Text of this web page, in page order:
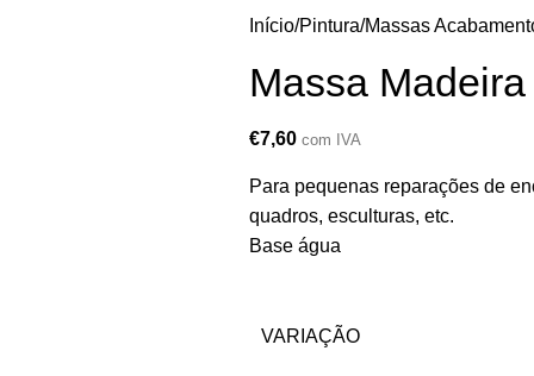
Início Pintura Massas
Massa
€7,60 com IVA
Para pequenas reparações de
quadros, esculturas, etc.
Base água
VARIAÇÃO